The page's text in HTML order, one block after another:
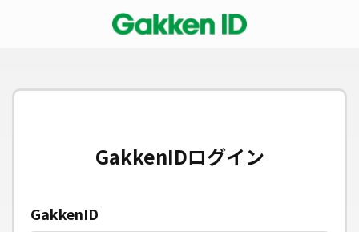
GakkenIDログイン
GakkenID